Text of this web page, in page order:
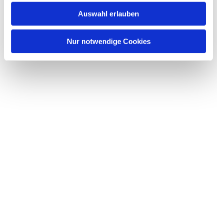
Auswahl erlauben
Nur notwendige Cookies